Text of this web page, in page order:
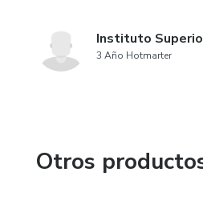
Instituto
3 Año Hotmarter
Otros